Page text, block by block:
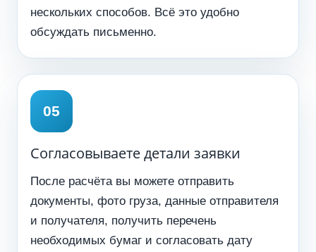
нескольких способов. Всё это удобно
обсуждать письменно.
Согласовываете детали заявки
После расчёта вы можете отправить
документы, фото груза, данные отправителя
и получателя, получить перечень
необходимых бумаг и согласовать дату